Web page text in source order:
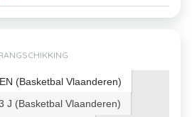
(Basketbal Vlaanderen)
J (Basketbal Vlaanderen)